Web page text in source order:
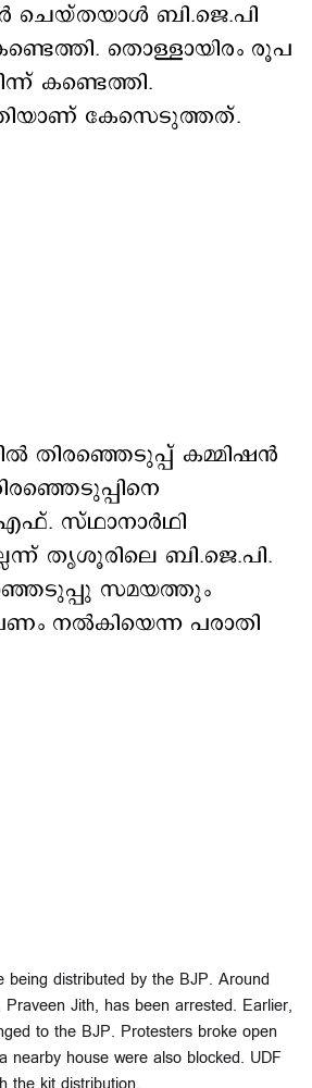
ചെയ്തയാള്‍ ബി.ജെ.പി
തൊള്ളായിരം രൂപ
കണ്ടെത്തി.
കേസെടുത്തത്.
തിരഞ്ഞെടുപ്പ് കമ്മിഷന്‍
സ്ഥാനാര്‍ഥി
തൃശൂരിലെ ബി.ജെ.പി.
സമയത്തും
നല്‍കിയെന്ന പരാതി
being distributed by the BJP. Around
Jith, has been arrested. Earlier,
to the BJP. Protesters broke open
nearby house were also blocked. UDF